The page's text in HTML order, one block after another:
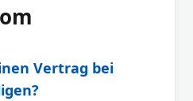
Vertrag bei